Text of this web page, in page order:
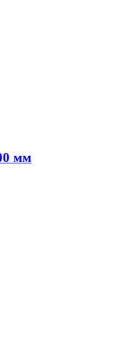
мм